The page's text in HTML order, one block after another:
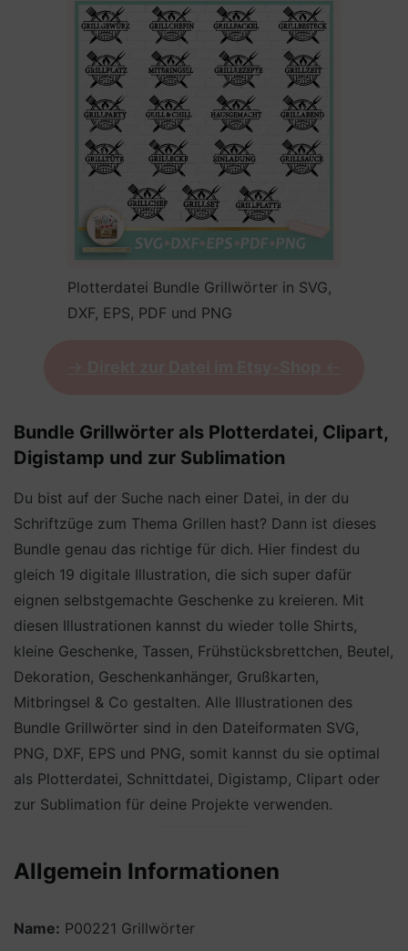
Plotterdatei Bundle Grillwörter in SVG,
DXF, EPS, PDF und PNG
Bundle Grillwörter als Plotterdatei, Clipart,
Digistamp und zur Sublimation
Du bist auf der Suche nach einer Datei, in der du
Schriftzüge zum Thema Grillen hast? Dann ist dieses
Bundle genau das richtige für dich. Hier findest du
gleich 19 digitale Illustration, die sich super dafür
eignen selbstgemachte Geschenke zu kreieren. Mit
diesen Illustrationen kannst du wieder tolle Shirts,
kleine Geschenke, Tassen, Frühstücksbrettchen, Beutel,
Dekoration, Geschenkanhänger, Grußkarten,
Mitbringsel & Co gestalten. Alle Illustrationen des
Bundle Grillwörter sind in den Dateiformaten SVG,
PNG, DXF, EPS und PNG, somit kannst du sie optimal
als Plotterdatei, Schnittdatei, Digistamp, Clipart oder
zur Sublimation für deine Projekte verwenden.
Allgemein Informationen
Name: P00221 Grillwörter